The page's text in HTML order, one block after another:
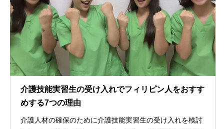
介護技能実習生の受け入れでフィリピン人をおすす
めする7つの理由
介護人材の確保のために介護技能実習生の受け入れを検討